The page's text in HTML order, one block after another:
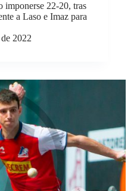
imponerse 22-20, tras
a Laso e Imaz para
2022